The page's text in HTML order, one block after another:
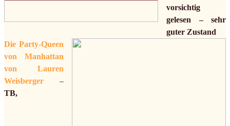
vorsichtig
gelesen – sehr
guter Zustand
Die Party-Queen
von Manhattan
von Lauren
Weisberger –
TB,